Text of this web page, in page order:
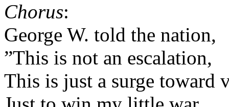
Chorus:
George W. told the nation,
”This is not an escalation,
This is just a surge toward